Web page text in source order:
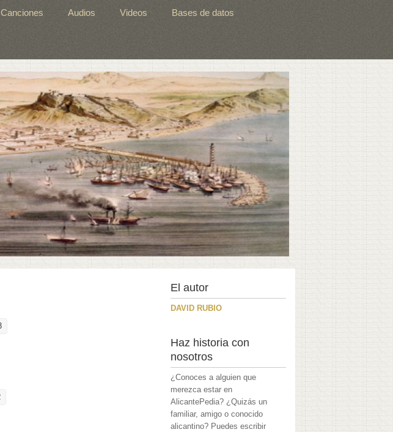
Canciones Audios Videos Bases de datos
El autor
DAVID RUBIO
Haz historia con
nosotros
¿Conoces a alguien que
merezca estar en
AlicantePedia? ¿Quizás un
familiar, amigo o conocido
alicantino? Puedes escribir